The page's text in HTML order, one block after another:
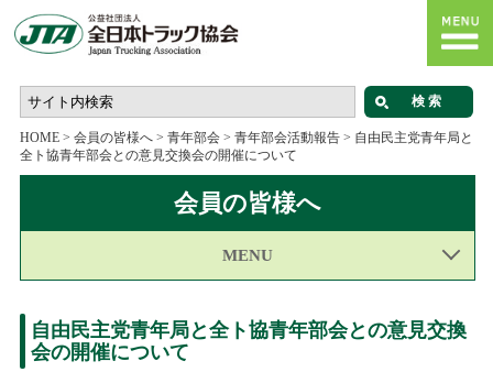
HOME> 会員の皆様へ> 青年部会> 青年部会活動報告> 自由民主党青年局と
全ト協青年部会との意見交換会の開催について
会員の皆様へ
MENU
自由民主党青年局と全ト協青年部会との意見交換
会の開催について